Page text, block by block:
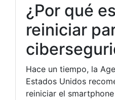
¿Por qué
reiniciar
Hace un tiempo, la
Estados Unidos
reiniciar el